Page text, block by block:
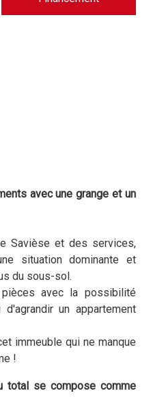
avec une grange et un
Savièse et des services,
situation dominante et
du sous-sol.
avec la possibilité
un appartement
immeuble qui ne manque
!
total se compose comme